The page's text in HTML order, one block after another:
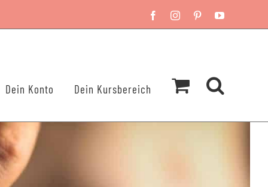
FacebookInstagram
Pinterest
Dein Konto Dein Kursbereich